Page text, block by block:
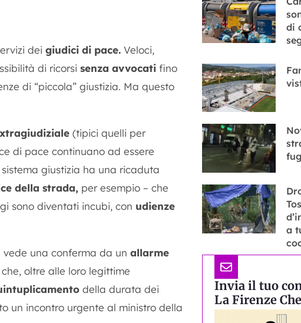
dei giudici di pace. Veloci,
di ricorsi senza avvocati fino
di “piccola” giustizia. Ma questo
(tipici quelli per
di pace continuano ad essere
giustizia ha una ricaduta
della strada, per esempio – che
sono diventati incubi, con udienze
una conferma da un allarme
oltre alle loro legittime
della durata dei
un incontro urgente al ministro della
di
a
Invia il tuo
La Firenze